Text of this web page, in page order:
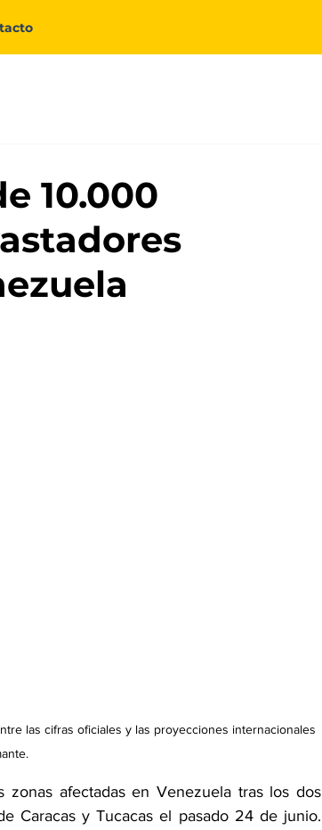
10.000
las cifras oficiales y las proyecciones internacionales
afectadas en Venezuela tras los dos
Caracas y Tucacas el pasado 24 de junio.